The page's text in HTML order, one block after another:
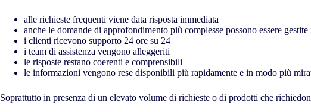
alle richieste frequenti viene data risposta immediata
anche le domande di approfondimento più complesse possono essere
i clienti ricevono supporto 24 ore su 24
i team di assistenza vengono alleggeriti
le risposte restano coerenti e comprensibili
le informazioni vengono rese disponibili più rapidamente e in modo più
Soprattutto in presenza di un elevato volume di richieste o di prodotti che